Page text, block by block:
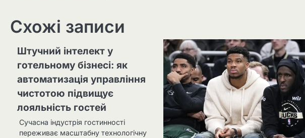
Схожі записи
Штучний інтелект у
готельному бізнесі: як
автоматизація управління
чистотою підвищує
лояльність гостей
Сучасна індустрія гостинності
переживає масштабну технологічну